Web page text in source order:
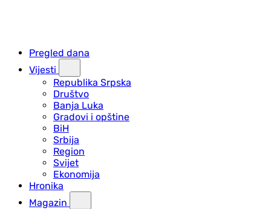
Pregled dana
Vijesti
Republika Srpska
Društvo
Banja Luka
Gradovi i opštine
BiH
Srbija
Region
Svijet
Ekonomija
Hronika
Magazin